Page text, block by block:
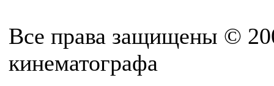
Все права защищены ©
кинематографа